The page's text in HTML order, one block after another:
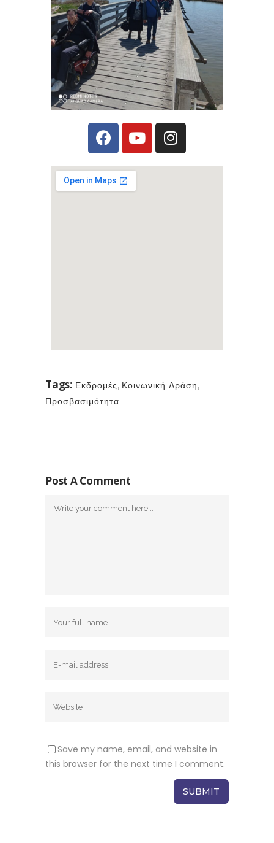
Tags: Εκδρομές, Κοινωνική Δράση,
Προσβασιμότητα
Post A Comment
Save my name, email, and website in
this browser for the next time I comment.